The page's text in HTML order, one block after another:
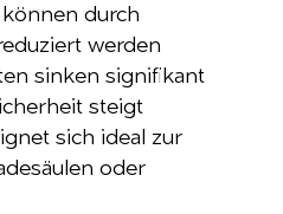
durch
werden
sinken signifikant
steigt
sich ideal zur
oder